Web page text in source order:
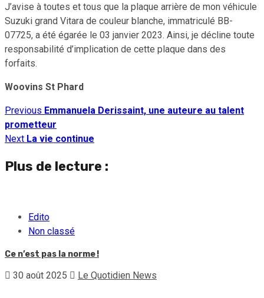
J’avise à toutes et tous que la plaque arrière de mon véhicule
Suzuki grand Vitara de couleur blanche, immatriculé BB-
07725, a été égarée le 03 janvier 2023. Ainsi, je décline toute
responsabilité d’implication de cette plaque dans des
forfaits.
Woovins St Phard
Continue
Reading
Previous Emmanuela Derissaint, une auteure au talent
prometteur
Next La vie continue
Plus de lecture :
Edito
Non classé
Ce n’est pas la norme !
30 août 2025 Le Quotidien News